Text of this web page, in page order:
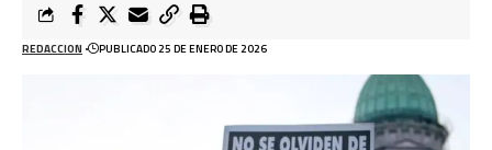
REDACCION PUBLICADO 25 DE ENERO DE 2026